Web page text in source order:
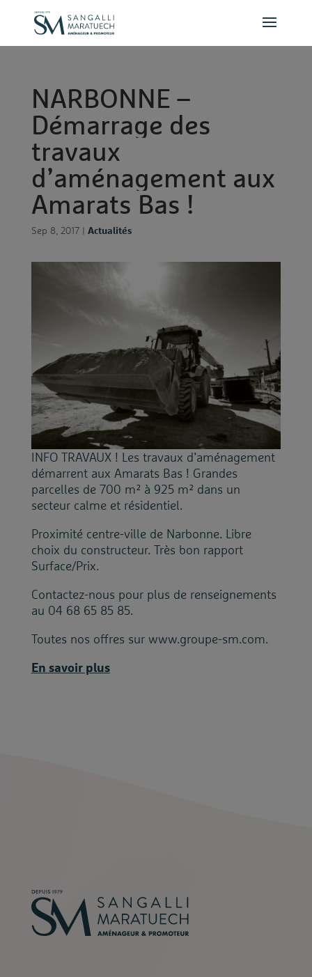
Panneau de gestion des cookies
NARBONNE –
Démarrage des
travaux
d’aménagement aux
Amarats Bas !
Sep 8, 2017| Actualités
INFO TRAVAUX ! Les travaux d’aménagement
démarrent aux Amarats Bas ! Grandes
parcelles de 700 m² à 925 m² dans un
secteur calme et résidentiel.
Proximité centre-ville de Narbonne. Libre
choix du constructeur. Très bon rapport
Surface/Prix.
Contactez-nous pour plus de renseignements
au 04 68 65 85 85.
Toutes nos offres sur www.groupe-sm.com.
En savoir plus